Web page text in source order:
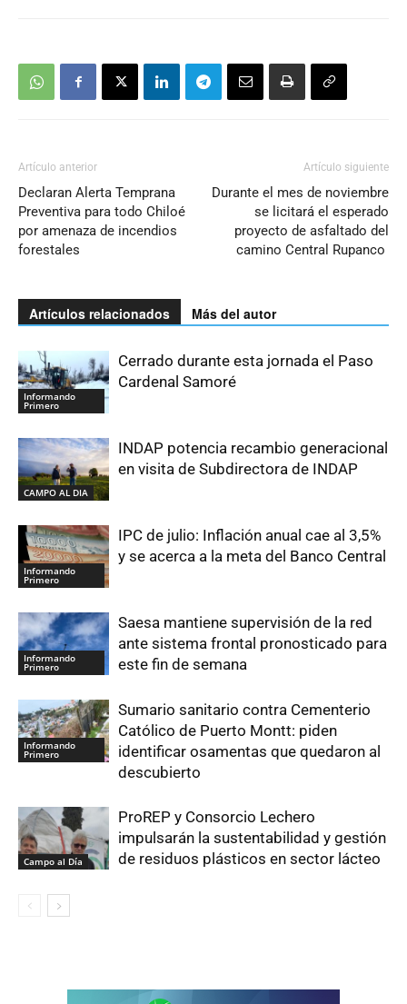
Artículo anterior
Declaran Alerta Temprana
Preventiva para todo Chiloé
por amenaza de incendios
forestales
Artículo siguiente
Durante el mes de noviembre
se licitará el esperado
proyecto de asfaltado del
camino Central Rupanco
Artículos relacionados Más del autor
Informando
Primero
Cerrado durante esta jornada el Paso
Cardenal Samoré
CAMPO AL DIA
INDAP potencia recambio generacional
en visita de Subdirectora de INDAP
Informando
Primero
IPC de julio: Inflación anual cae al 3,5%
y se acerca a la meta del Banco Central
Informando
Primero
Saesa mantiene supervisión de la red
ante sistema frontal pronosticado para
este fin de semana
Informando
Primero
Sumario sanitario contra Cementerio
Católico de Puerto Montt: piden
identificar osamentas que quedaron al
descubierto
Campo al Día
ProREP y Consorcio Lechero
impulsarán la sustentabilidad y gestión
de residuos plásticos en sector lácteo